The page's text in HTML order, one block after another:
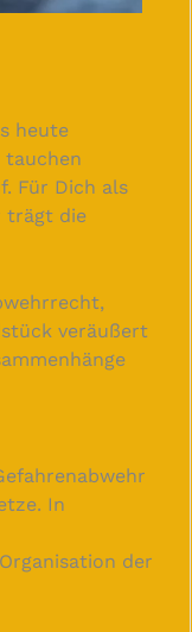
heute
tauchen
Für Dich als
trägt die
veräußert
In
der